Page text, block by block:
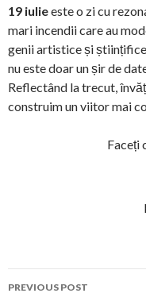
19 iulieeste o zi cu
mari incendii care au
genii artistice și
nu este doar un șir de
Reflectând la trecut,
construim un viitor mai
Faceți
Post
PREVIOUS POST